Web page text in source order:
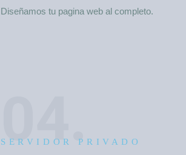
Diseñamos tu pagina web al completo.
04.
SERVIDOR PRIVADO